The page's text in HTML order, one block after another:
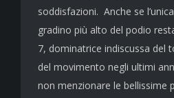
soddisfazioni. Anche se
gradino più alto del podio
7, dominatrice indiscussa del
del movimento negli ultimi
non menzionare le bellissime